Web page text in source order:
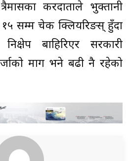
करदाताले भुक्तानी
सम्म चेक क्लियरिङस् हुँदा
बाहिरिएर सरकारी
माग भने बढी नै रहेको